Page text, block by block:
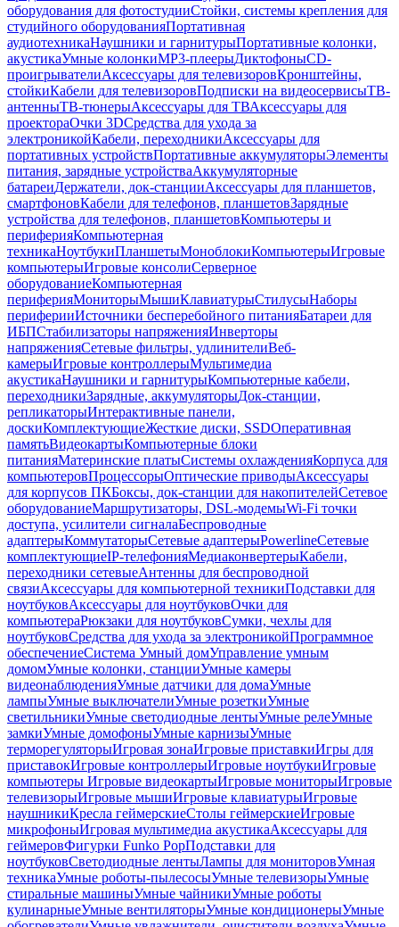
оборудования для фотостудииСтойки, системы крепления для
студийного оборудованияПортативная
аудиотехникаНаушники и гарнитурыПортативные колонки,
акустикаУмные колонкиMP3-плеерыДиктофоныCD-
проигрывателиАксессуары для телевизоровКронштейны,
стойкиКабели для телевизоровПодписки на видеосервисыТВ-
антенныТВ-тюнерыАксессуары для ТВАксессуары для
проектораОчки 3DСредства для ухода за
электроникойКабели, переходникиАксессуары для
портативных устройствПортативные аккумуляторыЭлементы
питания, зарядные устройстваАккумуляторные
батареиДержатели, док-станцииАксессуары для планшетов,
смартфоновКабели для телефонов, планшетовЗарядные
устройства для телефонов, планшетовКомпьютеры и
периферияКомпьютерная
техникаНоутбукиПланшетыМоноблокиКомпьютерыИгровые
компьютерыИгровые консолиСерверное
оборудованиеКомпьютерная
периферияМониторыМышиКлавиатурыСтилусыНаборы
периферииИсточники бесперебойного питанияБатареи для
ИБПСтабилизаторы напряженияИнверторы
напряженияСетевые фильтры, удлинителиВеб-
камерыИгровые контроллерыМультимедиа
акустикаНаушники и гарнитурыКомпьютерные кабели,
переходникиЗарядные, аккумуляторыДок-станции,
репликаторыИнтерактивные панели,
доскиКомплектующиеЖесткие диски, SSDОперативная
памятьВидеокартыКомпьютерные блоки
питанияМатеринские платыСистемы охлажденияКорпуса для
компьютеровПроцессорыОптические приводыАксессуары
для корпусов ПКБоксы, док-станции для накопителейСетевое
оборудованиеМаршрутизаторы, DSL-модемыWi-Fi точки
доступа, усилители сигналаБеспроводные
адаптерыКоммутаторыСетевые адаптерыPowerlineСетевые
комплектующиеIP-телефонияМедиаконвертерыКабели,
переходники сетевыеАнтенны для беспроводной
связиАксессуары для компьютерной техникиПодставки для
ноутбуковАксессуары для ноутбуковОчки для
компьютераРюкзаки для ноутбуковСумки, чехлы для
ноутбуковСредства для ухода за электроникойПрограммное
обеспечениеСистема Умный домУправление умным
домомУмные колонки, станцииУмные камеры
видеонаблюденияУмные датчики для домаУмные
лампыУмные выключателиУмные розеткиУмные
светильникиУмные светодиодные лентыУмные релеУмные
замкиУмные домофоныУмные карнизыУмные
терморегуляторыИгровая зонаИгровые приставкиИгры для
приставокИгровые контроллерыИгровые ноутбукиИгровые
компьютеры Игровые видеокартыИгровые мониторыИгровые
телевизорыИгровые мышиИгровые клавиатурыИгровые
наушникиКресла геймерскиеСтолы геймерскиеИгровые
микрофоныИгровая мультимедиа акустикаАксессуары для
геймеровФигурки Funko PopПодставки для
ноутбуковСветодиодные лентыЛампы для мониторовУмная
техникаУмные роботы-пылесосыУмные телевизорыУмные
стиральные машиныУмные чайникиУмные роботы
кулинарныеУмные вентиляторыУмные кондиционерыУмные